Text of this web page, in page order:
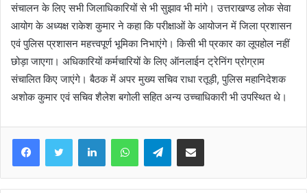
संचालन के लिए सभी जिलाधिकारियों से भी सुझाव भी मांगे। उत्तराखण्ड लोक सेवा
आयोग के अध्यक्ष राकेश कुमार ने कहा कि परीक्षाओं के आयोजन में जिला प्रशासन
एवं पुलिस प्रशासन महत्त्वपूर्ण भूमिका निभाएंगे। किसी भी प्रकार का लूपहोल नहीं
छोड़ा जाएगा। अधिकारियों कर्मचारियों के लिए ऑनलाईन ट्रेनिंग प्रोग्राम
संचालित किए जाएंगे। बैठक में अपर मुख्य सचिव राधा रतूड़ी, पुलिस महानिदेशक
अशोक कुमार एवं सचिव शैलेश बगोली सहित अन्य उच्चाधिकारी भी उपस्थित थे।
Telegram